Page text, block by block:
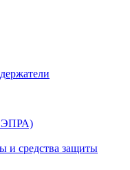
ЭПРА)
и средства защиты